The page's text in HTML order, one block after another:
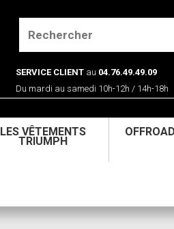
SERVICE CLIENT au 04.76.49.49.09
Du mardi au samedi 10h-12h / 14h-18h
LES VÊTEMENTS
TRIUMPH